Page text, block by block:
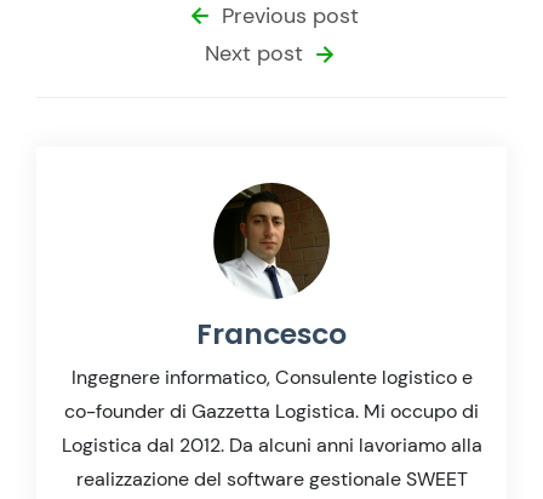
Previous post
Next post
Francesco
Ingegnere informatico, Consulente logistico e
co-founder di Gazzetta Logistica. Mi occupo di
Logistica dal 2012. Da alcuni anni lavoriamo alla
realizzazione del software gestionale SWEET